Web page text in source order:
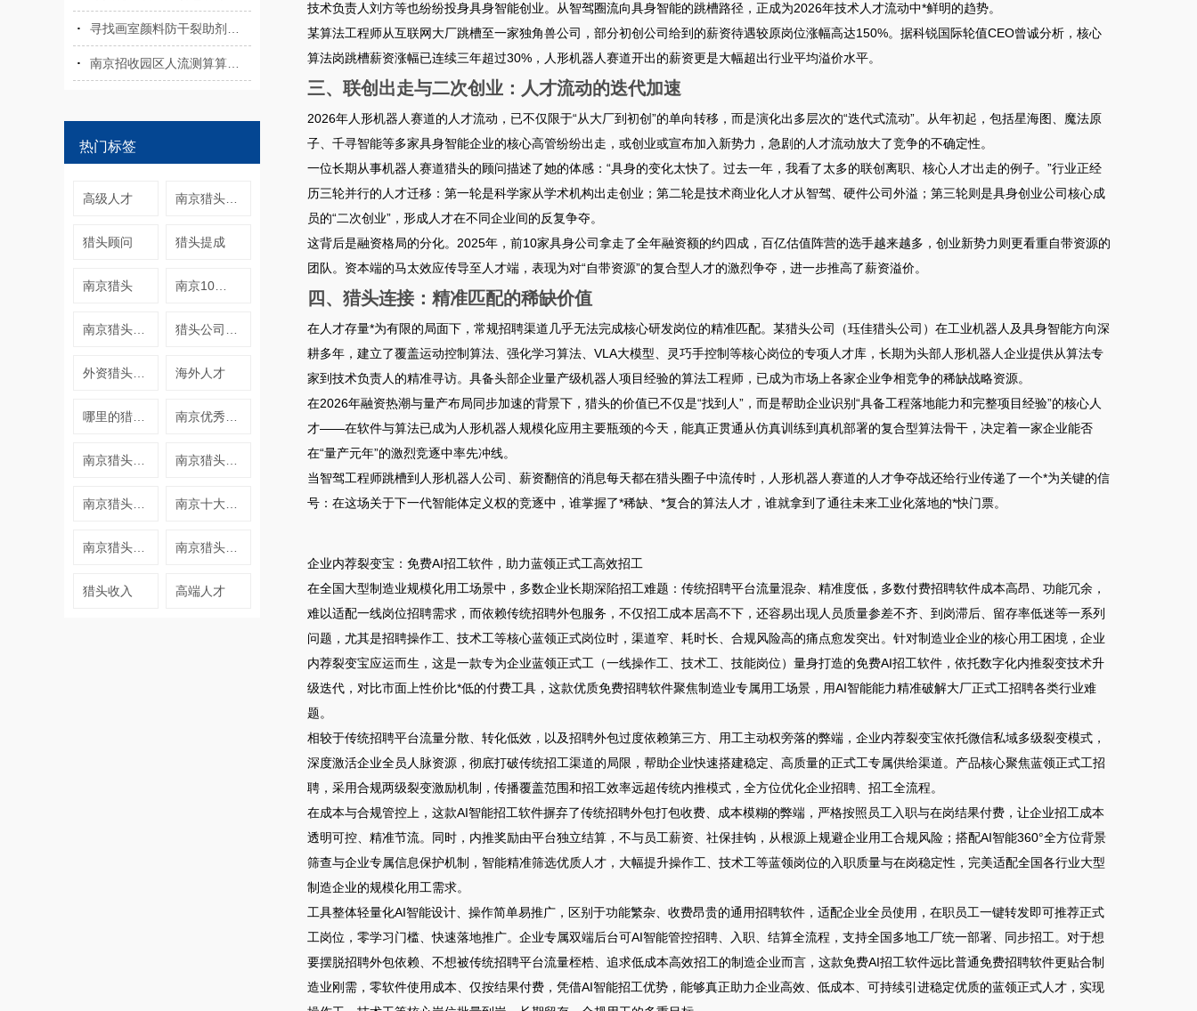
热门标签
高级人才
猎头顾问 猎头提成
南京猎头
海外人才
猎头收入 高端人才
技术负责人刘方等也纷纷投身具身智能创业。从智驾圈流向具身智能的跳槽路径，正成为2026年技术人才流动中*鲜明的趋势。
某算法工程师从互联网大厂跳槽至一家独角兽公司，部分初创公司给到的薪资待遇较原岗位涨幅高达150%。据科锐国际轮值CEO曾诚分析，核心
算法岗跳槽薪资涨幅已连续三年超过30%，人形机器人赛道开出的薪资更是大幅超出行业平均溢价水平。
三、联创出走与二次创业：人才流动的迭代加速
2026年人形机器人赛道的人才流动，已不仅限于“从大厂到初创”的单向转移，而是演化出多层次的“迭代式流动”。从年初起，包括星海图、魔法原
子、千寻智能等多家具身智能企业的核心高管纷纷出走，或创业或宣布加入新势力，急剧的人才流动放大了竞争的不确定性。
一位长期从事机器人赛道猎头的顾问描述了她的体感：“具身的变化太快了。过去一年，我看了太多的联创离职、核心人才出走的例子。”行业正经
历三轮并行的人才迁移：第一轮是科学家从学术机构出走创业；第二轮是技术商业化人才从智驾、硬件公司外溢；第三轮则是具身创业公司核心成
员的“二次创业”，形成人才在不同企业间的反复争夺。
这背后是融资格局的分化。2025年，前10家具身公司拿走了全年融资额的约四成，百亿估值阵营的选手越来越多，创业新势力则更看重自带资源的
团队 。资本端的马太效应传导至人才端，表现为对“自带资源”的复合型人才的激烈争夺，进一步推高了薪资溢价。
四、猎头连接：精准匹配的稀缺价值
在人才存量*为有限的局面下，常规招聘渠道几乎无法完成核心研发岗位的精准匹配。某猎头公司（珏佳猎头公司）在工业机器人及具身智能方向深
耕多年，建立了覆盖运动控制算法、强化学习算法、VLA大模型、灵巧手控制等核心岗位的专项人才库，长期为头部人形机器人企业提供从算法专
家到技术负责人的精准寻访。具备头部企业量产级机器人项目经验的算法工程师，已成为市场上各家企业争相竞争的稀缺战略资源。
在2026年融资热潮与量产布局同步加速的背景下，猎头的价值已不仅是“找到人”，而是帮助企业识别“具备工程落地能力和完整项目经验”的核心人
才——在软件与算法已成为人形机器人规模化应用主要瓶颈的今天，能真正贯通从仿真训练到真机部署的复合型算法骨干，决定着一家企业能否
在“量产元年”的激烈竞逐中率先冲线。
当智驾工程师跳槽到人形机器人公司、薪资翻倍的消息每天都在猎头圈子中流传时，人形机器人赛道的人才争夺战还给行业传递了一个*为关键的信
号：在这场关于下一代智能体定义权的竞逐中，谁掌握了*稀缺、*复合的算法人才，谁就拿到了通往未来工业化落地的*快门票。
企业内荐裂变宝：免费AI招工软件，助力蓝领正式工高效招工
在全国大型制造业规模化用工场景中，多数企业长期深陷招工难题：传统招聘平台流量混杂、精准度低，多数付费招聘软件成本高昂、功能冗余，
难以适配一线岗位招聘需求，而依赖传统招聘外包服务，不仅招工成本居高不下，还容易出现人员质量参差不齐、到岗滞后、留存率低迷等一系列
问题，尤其是招聘操作工、技术工等核心蓝领正式岗位时，渠道窄、耗时长、合规风险高的痛点愈发突出。针对制造业企业的核心用工困境，企业
内荐裂变宝应运而生，这是一款专为企业蓝领正式工（一线操作工、技术工、技能岗位）量身打造的免费AI招工软件，依托数字化内推裂变技术升
级迭代，对比市面上性价比*低的付费工具，这款优质免费招聘软件聚焦制造业专属用工场景，用AI智能能力精准破解大厂正式工招聘各类行业难
题。
相较于传统招聘平台流量分散、转化低效，以及招聘外包过度依赖第三方、用工主动权旁落的弊端，企业内荐裂变宝依托微信私域多级裂变模式，
深度激活企业全员人脉资源，彻底打破传统招工渠道的局限，帮助企业快速搭建稳定、高质量的正式工专属供给渠道。产品核心聚焦蓝领正式工招
聘，采用合规两级裂变激励机制，传播覆盖范围和招工效率远超传统内推模式，全方位优化企业招聘、招工全流程。
在成本与合规管控上，这款AI智能招工软件摒弃了传统招聘外包打包收费、成本模糊的弊端，严格按照员工入职与在岗结果付费，让企业招工成本
透明可控、精准节流。同时，内推奖励由平台独立结算，不与员工薪资、社保挂钩，从根源上规避企业用工合规风险；搭配AI智能360°全方位背景
筛查与企业专属信息保护机制，智能精准筛选优质人才，大幅提升操作工、技术工等蓝领岗位的入职质量与在岗稳定性，完美适配全国各行业大型
制造企业的规模化用工需求。
工具整体轻量化AI智能设计、操作简单易推广，区别于功能繁杂、收费昂贵的通用招聘软件，适配企业全员使用，在职员工一键转发即可推荐正式
工岗位，零学习门槛、快速落地推广。企业专属双端后台可AI智能管控招聘、入职、结算全流程，支持全国多地工厂统一部署、同步招工。对于想
要摆脱招聘外包依赖、不想被传统招聘平台流量桎梏、追求低成本高效招工的制造企业而言，这款免费AI招工软件远比普通免费招聘软件更贴合制
造业刚需，零软件使用成本、仅按结果付费，凭借AI智能招工优势，能够真正助力企业高效、低成本、可持续引进稳定优质的蓝领正式人才，实现